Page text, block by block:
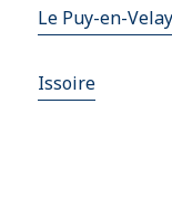
Le Puy-en-Velay
Issoire